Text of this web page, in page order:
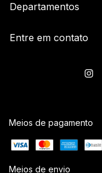
Departamentos
Entre em contato
Meios de pagamento
Meios de envio